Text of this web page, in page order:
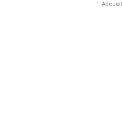
Accueil